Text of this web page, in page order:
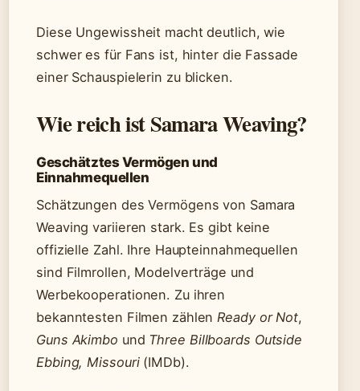
Diese Ungewissheit macht deutlich, wie
schwer es für Fans ist, hinter die Fassade
einer Schauspielerin zu blicken.
Wie reich ist Samara Weaving?
Geschätztes Vermögen und
Einnahmequellen
Schätzungen des Vermögens von Samara
Weaving variieren stark. Es gibt keine
offizielle Zahl. Ihre Haupteinnahmequellen
sind Filmrollen, Modelverträge und
Werbekooperationen. Zu ihren
bekanntesten Filmen zählenReady or Not,
Guns Akimbo und Three Billboards Outside
Ebbing, Missouri(IMDb).